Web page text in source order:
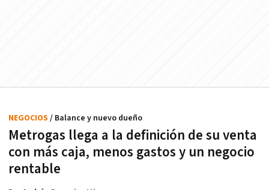
Metrogas llega a la definición de su venta
con más caja, menos gastos y un negocio
rentable
NEGOCIOS / Balance y nuevo dueño